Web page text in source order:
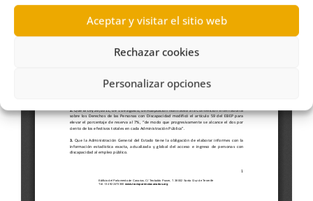
Aceptar y visitar el sitio web
Rechazar cookies
Personalizar opciones